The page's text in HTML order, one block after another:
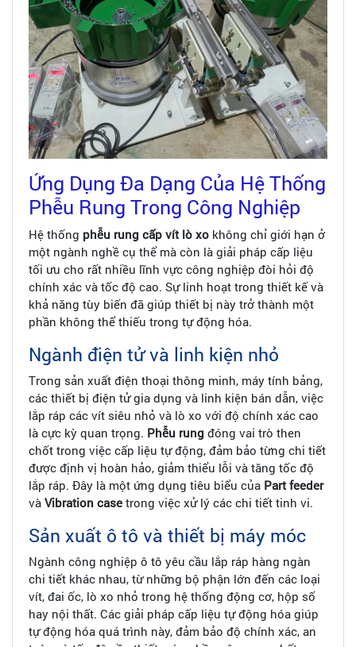
Ứng Dụng Đa Dạng Của Hệ Thống
Phễu Rung Trong Công Nghiệp
Hệ thống phễu rung cấp vít lò xo không chỉ giới hạn ở
một ngành nghề cụ thể mà còn là giải pháp cấp liệu
tối ưu cho rất nhiều lĩnh vực công nghiệp đòi hỏi độ
chính xác và tốc độ cao. Sự linh hoạt trong thiết kế và
khả năng tùy biến đã giúp thiết bị này trở thành một
phần không thể thiếu trong tự động hóa.
Ngành điện tử và linh kiện nhỏ
Trong sản xuất điện thoại thông minh, máy tính bảng,
các thiết bị điện tử gia dụng và linh kiện bán dẫn, việc
lắp ráp các vít siêu nhỏ và lò xo với độ chính xác cao
là cực kỳ quan trọng. Phễu rung đóng vai trò then
chốt trong việc cấp liệu tự động, đảm bảo từng chi tiết
được định vị hoàn hảo, giảm thiểu lỗi và tăng tốc độ
lắp ráp. Đây là một ứng dụng tiêu biểu của Part feeder
và Vibration case trong việc xử lý các chi tiết tinh vi.
Sản xuất ô tô và thiết bị máy móc
Ngành công nghiệp ô tô yêu cầu lắp ráp hàng ngàn
chi tiết khác nhau, từ những bộ phận lớn đến các loại
vít, đai ốc, lò xo nhỏ trong hệ thống động cơ, hộp số
hay nội thất. Các giải pháp cấp liệu tự động hóa giúp
tự động hóa quá trình này, đảm bảo độ chính xác, an